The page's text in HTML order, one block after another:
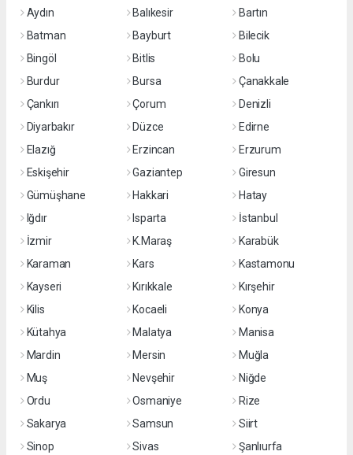
Aydın
Balıkesir
Bartın
Batman
Bayburt
Bilecik
Bingöl
Bitlis
Bolu
Burdur
Bursa
Çanakkale
Çankırı
Çorum
Denizli
Diyarbakır
Düzce
Edirne
Elazığ
Erzincan
Erzurum
Eskişehir
Gaziantep
Giresun
Gümüşhane
Hakkari
Hatay
Iğdır
Isparta
İstanbul
İzmir
K.Maraş
Karabük
Karaman
Kars
Kastamonu
Kayseri
Kırıkkale
Kırşehir
Kilis
Kocaeli
Konya
Kütahya
Malatya
Manisa
Mardin
Mersin
Muğla
Muş
Nevşehir
Niğde
Ordu
Osmaniye
Rize
Sakarya
Samsun
Siirt
Sinop
Sivas
Şanlıurfa